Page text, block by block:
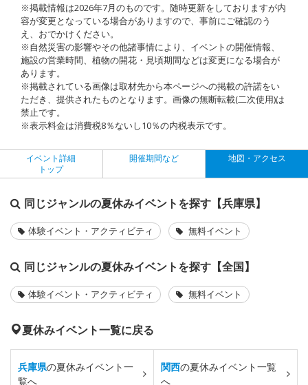
※掲載情報は2026年7月のものです。随時更新をしておりますが内
容が変更となっている場合がありますので、事前にご確認のう
え、おでかけください。
※自然災害の影響やその他諸事情により、イベントの開催情報、
施設の営業時間、植物の開花・見頃期間などは変更になる場合が
あります。
※掲載されている画像は取材先から本ページへの掲載の許諾をい
ただき、提供されたものとなります。画像の無断転載(二次使用)は
禁止です。
※表示料金は消費税8％ないし10％の内税表示です。
イベント詳細
トップ
開催期間など 地図・アクセス
同じジャンルの夏休みイベントを探す【兵庫県】
体験イベント・アクティビティ 無料イベント
同じジャンルの夏休みイベントを探す【全国】
体験イベント・アクティビティ 無料イベント
夏休みイベント一覧に戻る
兵庫県の夏休みイベント一
覧へ
関西の夏休みイベント一覧
へ